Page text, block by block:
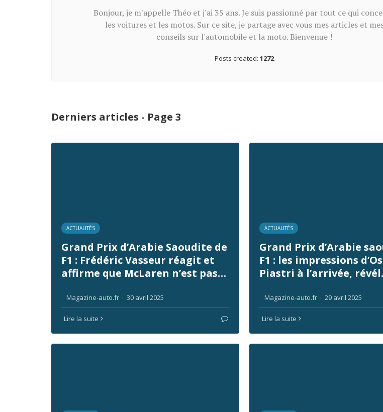
Bonjour, je m'appelle Théo et j'ai 35 ans. Je suis passionné par tout ce qui
les voitures et les motos. Sur ce site, je partage avec vous mes articles et
conseils sur l'automobile et la moto. Bienvenue !
Posts created: 1272
Derniers articles - Page 3
ACTUALITÉS
Grand Prix d’Arabie Saoudite de
F1 : Frédéric Vasseur réagit et
affirme que McLaren n’est pas…
Magazine-auto.fr · 30 avril 2025
Lire la suite
ACTUALITÉS
Grand Prix d’Arabie
F1 : les impressions
Piastri à l’arrivée,
Magazine-auto.fr · 29 avril 2025
Lire la suite